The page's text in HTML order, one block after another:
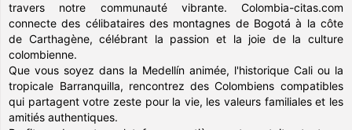
travers notre communauté vibrante. Colombia-citas.com
connecte des célibataires des montagnes de Bogotá à la côte
de Carthagène, célébrant la passion et la joie de la culture
colombienne.
Que vous soyez dans la Medellín animée, l'historique Cali ou la
tropicale Barranquilla, rencontrez des Colombiens compatibles
qui partagent votre zeste pour la vie, les valeurs familiales et les
amitiés authentiques.